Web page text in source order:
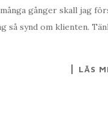
gånger skall jag
så synd om klienten.
LÄS